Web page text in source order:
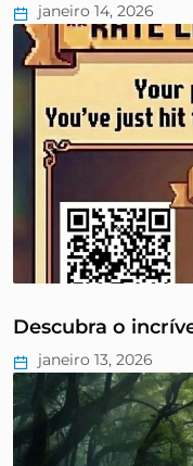
janeiro 14, 2026
Descubra o
janeiro 13, 2026